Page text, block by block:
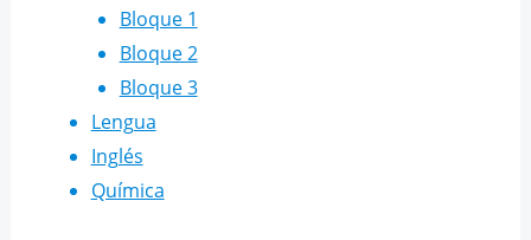
Bloque 1
Bloque 2
Bloque 3
Lengua
Inglés
Química